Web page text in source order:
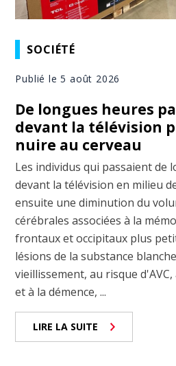
SOCIÉTÉ
Publié le 5 août 2026
De longues heures
devant la télévision
nuire au cerveau
Les individus qui passaient de
devant la télévision en milieu
ensuite une diminution du
cérébrales associées à la
frontaux et occipitaux plus
lésions de la substance
vieillissement, au risque
et à la démence, ...
LIRE LA SUITE